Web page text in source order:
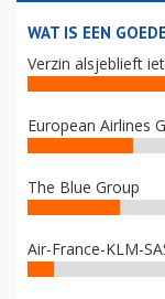
WAT IS EEN
Verzin alsjeblieft
European Airlines
The Blue Group
Air-France-KLM-